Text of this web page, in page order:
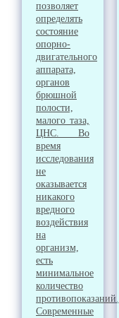
позволяет
определять
состояние
опорно-
двигательного
аппарата,
органов
брюшной
полости,
малого таза,
ЦНС. Во
время
исследования
не
оказывается
никакого
вредного
воздействия
на
организм,
есть
минимальное
количество
противопоказаний.
Современные